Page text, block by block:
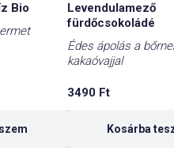
Bio
Levendulamező
fürdőcsokoládé
Édes ápolás a
kakaóvajjal
3490 Ft
Kosárba